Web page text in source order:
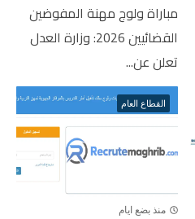
مباراة ولوج مهنة المفوضين
القضائيين 2026: وزارة العدل
تعلن عن...
القطاع العام
منذ بضع ايام